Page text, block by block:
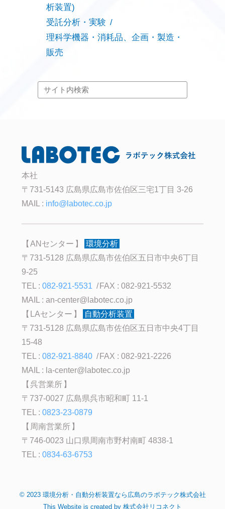
析装置)
受託分析・実験
理科学機器・消耗品、企画・製造・
販売
本社
〒731-5143 広島県広島市佐伯区三宅1丁目 3-26
MAIL : info@labotec.co.jp
ANセンター
環境分析
〒731-5128 広島県広島市佐伯区五日市中央6丁目
9-25
TEL :082-921-5531
FAX : 082-921-5532
MAIL :an-center@labotec.co.jp
LAセンター
自動分析装置
〒731-5128 広島県広島市佐伯区五日市中央4丁目
15-48
TEL :082-921-8840
FAX : 082-921-2226
MAIL : la-center@labotec.co.jp
呉営業所
〒737-0027 広島県呉市昭和町 11-1
TEL :0823-23-0879
周南営業所
〒746-0023 山口県周南市野村南町 4838-1
TEL :0834-63-6753
© 2023 環境分析・自動分析装置なら広島のラボテック株式会社
This Website is created by 株式会社リコネクト